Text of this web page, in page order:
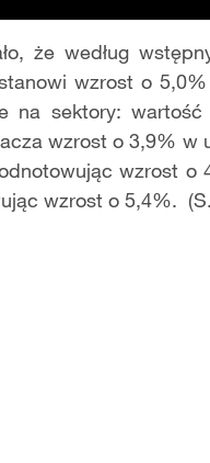
że według
wzrost o
na sektory:
wzrost o 3,9% w
wzrost
wzrost o 5,4%.